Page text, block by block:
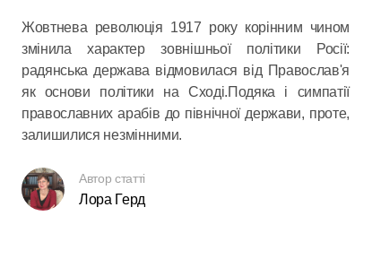
Жовтнева революція 1917 року корінним чином
змінила характер зовнішньої політики Росії:
радянська держава відмовилася від Православ'я
як основи політики на Сході.Подяка і симпатії
православних арабів до північної держави, проте,
залишилися незмінними.
Автор статті
Лора Герд